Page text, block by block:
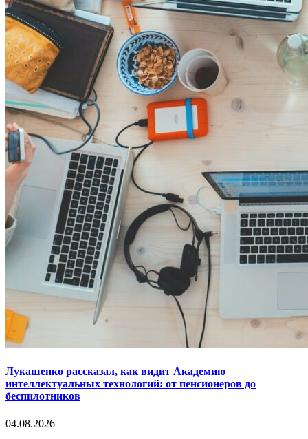
Лукашенко рассказал, как видит Академию
интеллектуальных технологий: от пенсионеров до
беспилотников
04.08.2026